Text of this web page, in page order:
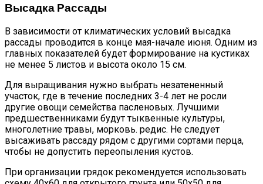
Высадка Рассады
В зависимости от климатических условий высадка
рассады проводится в конце мая-начале июня. Одним из
главных показателей будет формирование на кустиках
не менее 5 листов и высота около 15 см.
Для выращивания нужно выбрать незатененный
участок, где в течение последних 3-4 лет не росли
другие овощи семейства пасленовых. Лучшими
предшественниками будут тыквенные культуры,
многолетние травы, морковь. редис. Не следует
высаживать рассаду рядом с другими сортами перца,
чтобы не допустить переопыления кустов.
При организации грядок рекомендуется использовать